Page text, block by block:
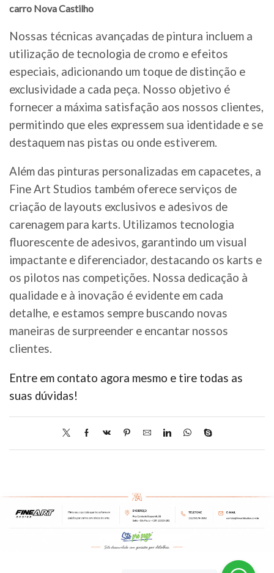
carro Nova Castilho
Nossas técnicas avançadas de pintura incluem a
utilização de tecnologia de cromo e efeitos
especiais, adicionando um toque de distinção e
exclusividade a cada peça. Nosso objetivo é
fornecer a máxima satisfação aos nossos clientes,
permitindo que eles expressem sua identidade e se
destaquem nas pistas ou onde estiverem.
Além das pinturas personalizadas em capacetes, a
Fine Art Studios também oferece serviços de
criação de layouts exclusivos e adesivos de
carenagem para karts. Utilizamos tecnologia
fluorescente de adesivos, garantindo um visual
impactante e diferenciador, destacando os karts e
os pilotos nas competições. Nossa dedicação à
qualidade e à inovação é evidente em cada
detalhe, e estamos sempre buscando novas
maneiras de surpreender e encantar nossos
clientes.
Entre em contato agora mesmo e tire todas as
suas dúvidas!